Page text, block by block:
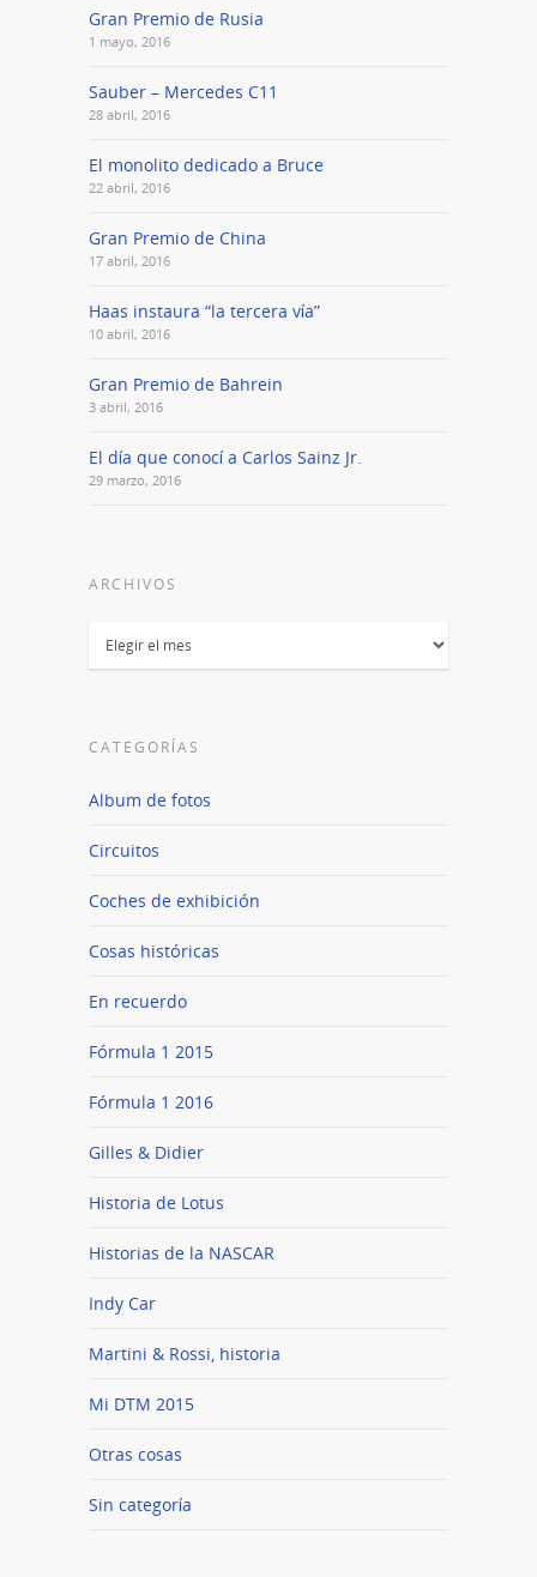
Gran Premio de Rusia
1 mayo, 2016
Sauber – Mercedes C11
28 abril, 2016
El monolito dedicado a Bruce
22 abril, 2016
Gran Premio de China
17 abril, 2016
Haas instaura “la tercera vía”
10 abril, 2016
Gran Premio de Bahrein
3 abril, 2016
El día que conocí a Carlos Sainz Jr.
29 marzo, 2016
ARCHIVOS
Archivos
CATEGORÍAS
Album de fotos
Circuitos
Coches de exhibición
Cosas históricas
En recuerdo
Fórmula 1 2015
Fórmula 1 2016
Gilles & Didier
Historia de Lotus
Historias de la NASCAR
Indy Car
Martini & Rossi, historia
Mi DTM 2015
Otras cosas
Sin categoría